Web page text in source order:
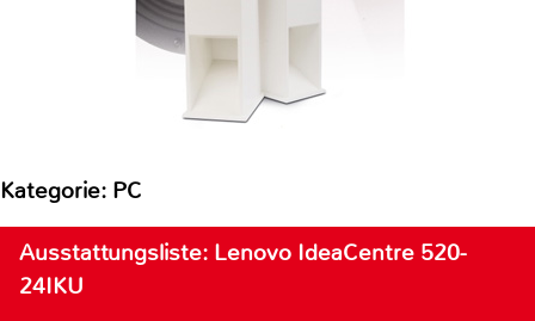
Kategorie: PC
Ausstattungsliste: Lenovo IdeaCentre 520-
24IKU